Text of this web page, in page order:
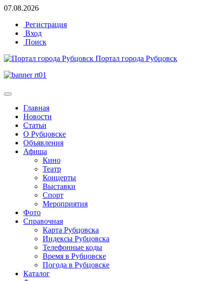
07.08.2026
Регистрация
Вход
Поиск
Портал города Рубцовск
Главная
Новости
Статьи
О Рубцовске
Объявления
Афиша
Кино
Театр
Концерты
Выставки
Спорт
Мероприятия
Фото
Справочная
Карта Рубцовска
Индексы Рубцовска
Телефонные коды
Время в Рубцовске
Погода в Рубцовске
Каталог